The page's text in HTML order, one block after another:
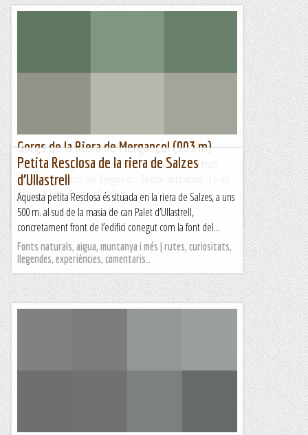
Gorgs de la Riera de Mergançol (903 m)
Dissabte 27 d’agost de 2022Hora de sortida: Set del matí.
Ubicació: Comarca del Berguedà. Temps aproximat: 3 h 45
min (8,9 km) Desnivell: 260 m...
Maifemcim.cat
Petita Resclosa de la riera de Salzes
d’Ullastrell
Aquesta petita Resclosa és situada en la riera de Salzes, a uns
500 m. al sud de la masia de can Palet d’Ullastrell,
concretament front de l’edifici conegut com la font del...
Fonts naturals, aigua, muntanya i més | rutes, curiositats,
llegendes, experiències, comentaris…